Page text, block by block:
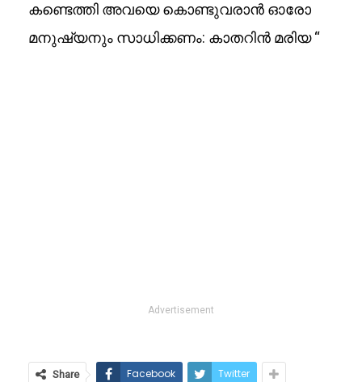
കണ്ടെത്തി അവയെ കൊണ്ടുവരാൻ ഓരോ
മനുഷ്യനും സാധിക്കണം: കാതറിൻ മരിയ “
Advertisement
Share Facebook Twitter